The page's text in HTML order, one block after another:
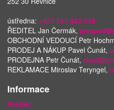
ústředna: +420 241 483 338
ŘEDITEL Jan Čermák,
OBCHODNÍ VEDOUCÍ Petr
PRODEJ A NÁKUP Pavel Čunát,
PRODEJNA Petr Čunát,
REKLAMACE Miroslav Teryngel,
Informace
Kontakt